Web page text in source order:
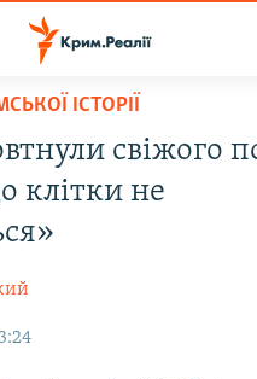
ІСТОРІЇ
свіжого
клітки не